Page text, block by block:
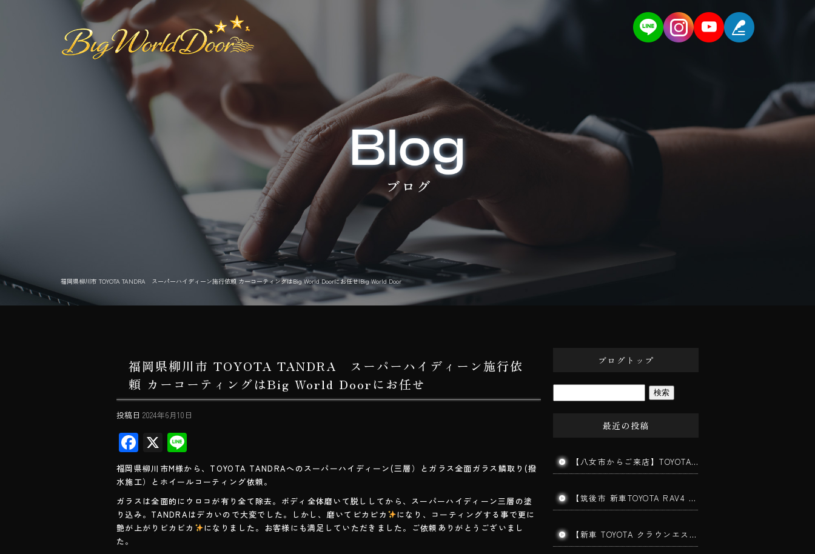
福岡県柳川市 TOYOTA TANDRA スーパーハイディーン施行依頼 カーコーティングはBig World Doorにお任せ|Big World Door
福岡県柳川市 TOYOTA TANDRA スーパーハイディーン施行依
頼 カーコーティングはBig World Doorにお任せ
投稿日 2024年6月10日
F
ac
e
b
o
ok
X
ne
福岡県柳川市M様から、TOYOTA TANDRAへのスーパーハイディーン(三層）とガラス全面ガラス鱗取り(撥
水施工）とホイールコーティング依頼。
ガラスは全面的にウロコが有り全て除去。ボディ全体磨いて脱ししてから、スーパーハイディーン三層の塗
り込み。TANDRAはデカいので大変でした。しかし、磨いてピカピカ
になり、コーティングする事で更に
艶が上がりビカビカ
になりました。お客様にも満足していただきました。ご依頼ありがとうございまし
た。
ブログトップ
最近の投稿
【八女市からご来店】TOYOTAヴォクシーの半年メンテナンス｜コーティングの水弾き・艶を復活
【筑後市 新車TOYOTA RAV4 ガラスコーティング施工】新車でも下地処理が仕上がりを左右します！
【新車 TOYOTA クラウンエステート施工】202ブラックの美しさを最大限に引き出す三層ガラスコーティング｜みやま市よりご来店